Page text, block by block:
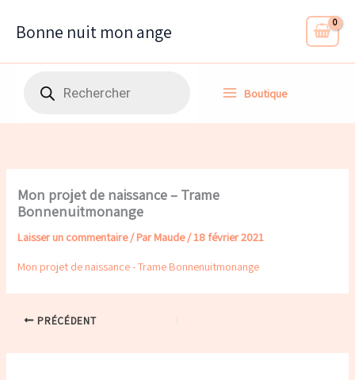
Bonne nuit mon ange
Boutique
Mon projet de naissance – Trame
Bonnenuitmonange
Laisser un commentaire/ Par Maude/18 février 2021
Mon projet de naissance - Trame Bonnenuitmonange
PRÉCÉDENT